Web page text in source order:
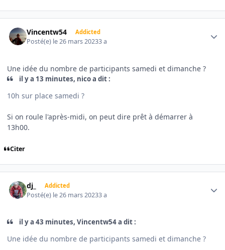
Vincentw54 Addicted
Posté(e) le 26 mars 20233 a
Une idée du nombre de participants samedi et dimanche ?
il y a 13 minutes, nico a dit :
10h sur place samedi ?
Si on roule l'après-midi, on peut dire prêt à démarrer à
13h00.
Citer
dj_ Addicted
Posté(e) le 26 mars 20233 a
il y a 43 minutes, Vincentw54 a dit :
Une idée du nombre de participants samedi et dimanche ?